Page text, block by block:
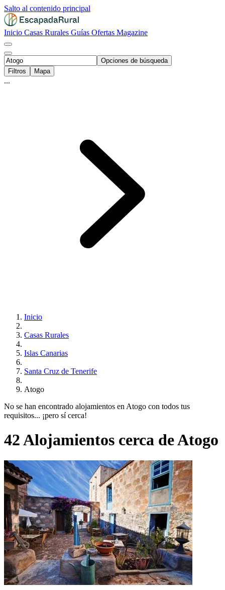
Salto al contenido principal
Inicio Casas Rurales Guías Ofertas Magazine
Opciones de búsqueda
Filtros
Mapa
...
Inicio
Casas Rurales
Islas Canarias
Santa Cruz de Tenerife
Atogo
No se han encontrado alojamientos en Atogo con todos tus
requisitos... ¡pero sí cerca!
42 Alojamientos cerca de Atogo